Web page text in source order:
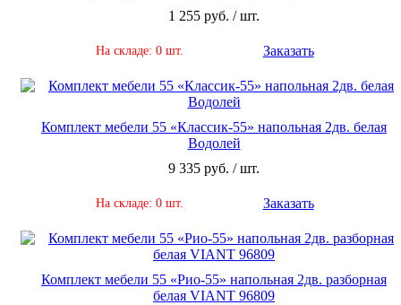
1 255 руб. / шт.
На складе: 0 шт. Заказать
Комплект мебели 55 «Классик-55» напольная 2дв. белая
Водолей
9 335 руб. / шт.
На складе: 0 шт. Заказать
Комплект мебели 55 «Рио-55» напольная 2дв. разборная
белая VIANT 96809